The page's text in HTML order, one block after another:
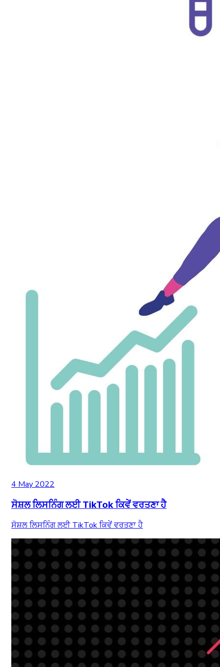
4 May 2022
ਸੋਸ਼ਲ ਲਿਸਨਿੰਗ ਲਈ TikTok ਕਿਵੇਂ ਵਰਤਣਾ ਹੈ
ਸੋਸ਼ਲ ਲਿਸਨਿੰਗ ਲਈ TikTok ਕਿਵੇਂ ਵਰਤਣਾ ਹੈ